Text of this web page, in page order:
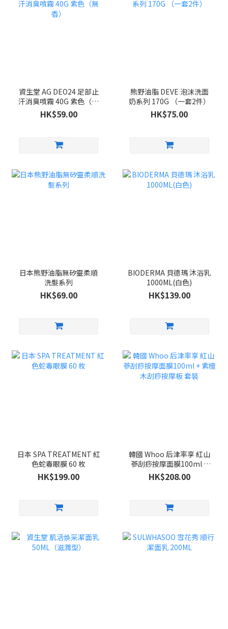
資生堂 AG DEO24 足部止
汗消臭噴霧 40G 紫色（無
香）
HK$59.00
熊野油脂 DEVE 泡沫洗面
奶系列 170G （一套2件）
HK$75.00
日本熊野油脂無矽靈柔順
洗髮系列
HK$69.00
BIODERMA 貝德瑪 沐浴乳
1000ML(白色)
HK$139.00
日本 SPA TREATMENT 紅
色蛇毒眼膜 60 枚
HK$199.00
韓國 Whoo 后津率享 紅山
蔘刮痧按摩面膜100ml +
紫檀木刮痧按摩板 套裝
HK$208.00